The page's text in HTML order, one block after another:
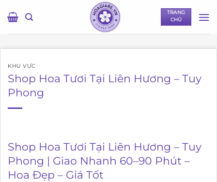
qua
TRANG
CHỦ
KHU VỰC
Shop Hoa Tươi Tại Liên Hương – Tuy
Phong
Shop Hoa Tươi Tại Liên Hương – Tuy
Phong | Giao Nhanh 60–90 Phút –
Hoa Đẹp – Giá Tốt